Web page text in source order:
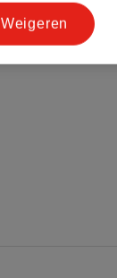
Weigeren